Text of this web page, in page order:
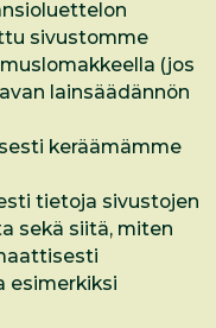
sivustomme
(jos
lainsäädännön
keräämämme
tietoja sivustojen
sekä siitä, miten
esimerkiksi